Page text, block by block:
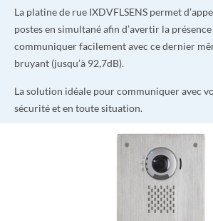
La platine de rue IXDVFLSENS permet
postes en simultané afin d’avertir la
communiquer facilement avec ce dernier
bruyant (jusqu’à 92,7dB).
La solution idéale pour communiquer avec
sécurité et en toute situation.